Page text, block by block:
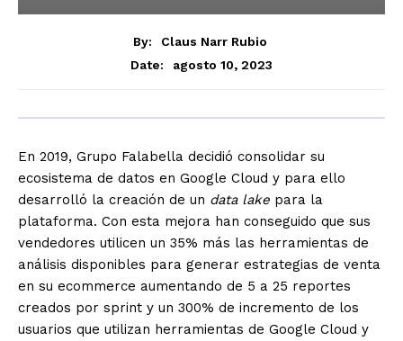
By:
Claus Narr Rubio
Date:
agosto 10, 2023
En 2019, Grupo Falabella decidió consolidar su
ecosistema de datos en Google Cloud y para ello
desarrolló la creación de un data lake para la
plataforma. Con esta mejora han conseguido que sus
vendedores utilicen un 35% más las herramientas de
análisis disponibles para generar estrategias de venta
en su ecommerce aumentando de 5 a 25 reportes
creados por sprint y un 300% de incremento de los
usuarios que utilizan herramientas de Google Cloud y